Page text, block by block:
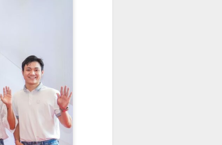
đêm Gala chung kết
thái tự tin và khả năng ngoại ngữ
thuyết trình song ngữ đầy
phòng, chống tác hại của thuốc